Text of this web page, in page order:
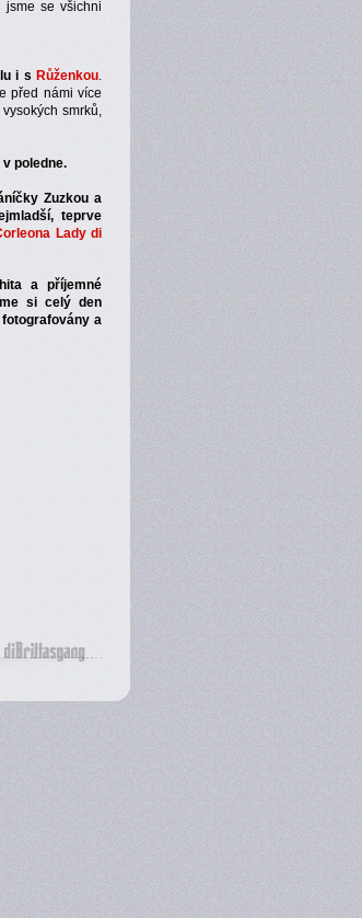
jsme se všichni
i s Růženkou.
před námi více
smrků,
poledne.
Zuzkou a
teprve
Lady di
a příjemné
si celý den
a